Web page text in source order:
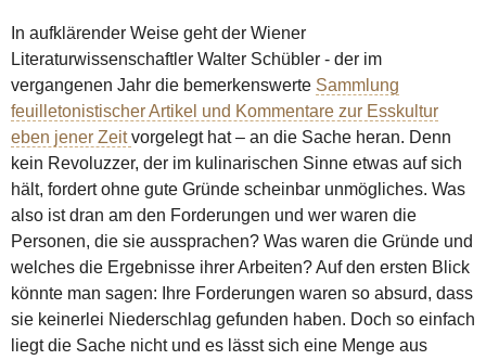
In aufklärender Weise geht der Wiener
Literaturwissenschaftler Walter Schübler - der im
vergangenen Jahr die bemerkenswerte Sammlung
feuilletonistischer Artikel und Kommentare zur Esskultur
eben jener Zeitvorgelegt hat – an die Sache heran. Denn
kein Revoluzzer, der im kulinarischen Sinne etwas auf sich
hält, fordert ohne gute Gründe scheinbar unmögliches. Was
also ist dran am den Forderungen und wer waren die
Personen, die sie aussprachen? Was waren die Gründe und
welches die Ergebnisse ihrer Arbeiten? Auf den ersten Blick
könnte man sagen: Ihre Forderungen waren so absurd, dass
sie keinerlei Niederschlag gefunden haben. Doch so einfach
liegt die Sache nicht und es lässt sich eine Menge aus